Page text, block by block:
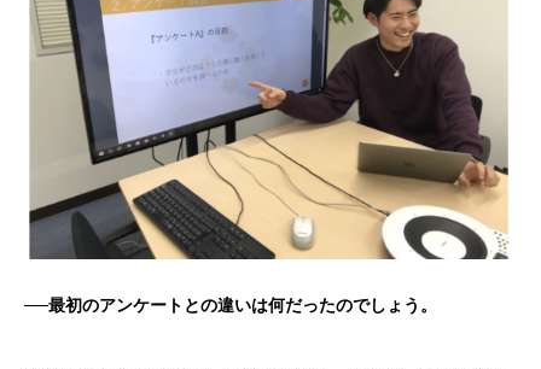
──最初のアンケートとの違いは何だったのでしょう。